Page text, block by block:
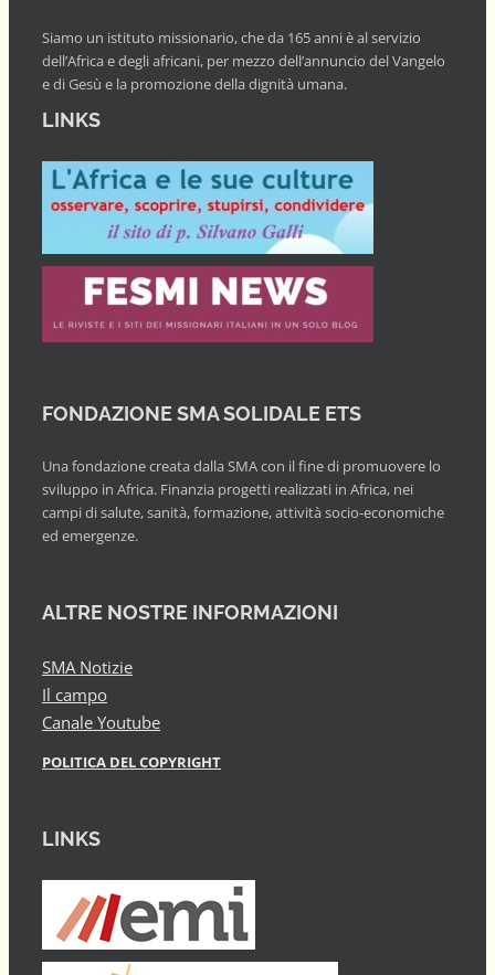
Siamo un istituto missionario, che da 165 anni è al servizio
dell’Africa e degli africani, per mezzo dell’annuncio del Vangelo
e di Gesù e la promozione della dignità umana.
LINKS
FONDAZIONE SMA SOLIDALE ETS
Una fondazione creata dalla SMA con il fine di promuovere lo
sviluppo in Africa. Finanzia progetti realizzati in Africa, nei
campi di salute, sanità, formazione, attività socio-economiche
ed emergenze.
ALTRE NOSTRE INFORMAZIONI
SMA Notizie
Il campo
Canale Youtube
POLITICA DEL COPYRIGHT
LINKS